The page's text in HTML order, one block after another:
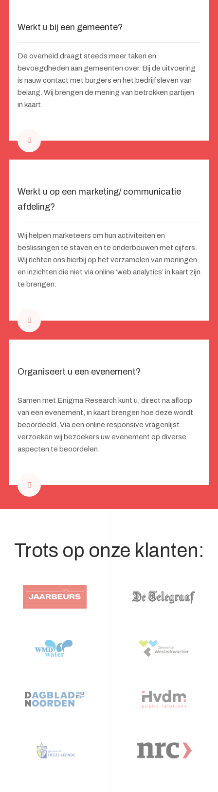
Werkt u bij een gemeente?
De overheid draagt steeds meer taken en
bevoegdheden aan gemeenten over. Bij de uitvoering
is nauw contact met burgers en het bedrijfsleven van
belang. Wij brengen de mening van betrokken partijen
in kaart.
Werkt u op een marketing/ communicatie
afdeling?
Wij helpen marketeers om hun activiteiten en
beslissingen te staven en te onderbouwen met cijfers.
Wij richten ons hierbij op het verzamelen van meningen
en inzichten die niet via online ‘web analytics’ in kaart zijn
te brengen.
Organiseert u een evenement?
Samen met Enigma Research kunt u, direct na afloop
van een evenement, in kaart brengen hoe deze wordt
beoordeeld. Via een online responsive vragenlijst
verzoeken wij bezoekers uw evenement op diverse
aspecten te beoordelen.
Trots op onze klanten: